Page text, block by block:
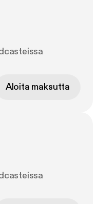
Aloita maksutta